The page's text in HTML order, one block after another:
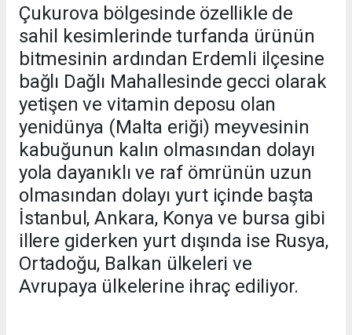
Çukurova bölgesinde özellikle de
sahil kesimlerinde turfanda ürünün
bitmesinin ardından Erdemli ilçesine
bağlı Dağlı Mahallesinde gecci olarak
yetişen ve vitamin deposu olan
yenidünya (Malta eriği) meyvesinin
kabuğunun kalın olmasından dolayı
yola dayanıklı ve raf ömrünün uzun
olmasından dolayı yurt içinde başta
İstanbul, Ankara, Konya ve bursa gibi
illere giderken yurt dışında ise Rusya,
Ortadoğu, Balkan ülkeleri ve
Avrupaya ülkelerine ihraç ediliyor.